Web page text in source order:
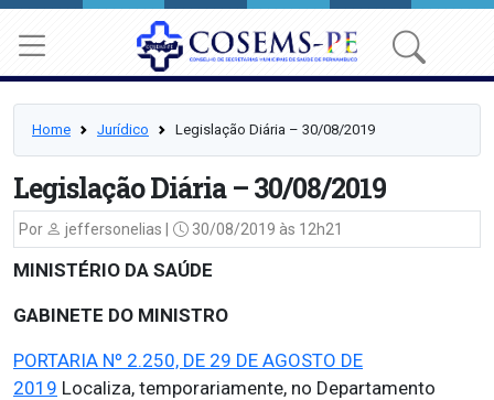
Home Jurídico Legislação Diária – 30/08/2019
Legislação Diária – 30/08/2019
Por jeffersonelias | 30/08/2019 às 12h21
MINISTÉRIO DA SAÚDE
GABINETE DO MINISTRO
PORTARIA Nº 2.250, DE 29 DE AGOSTO DE
2019 Localiza, temporariamente, no Departamento